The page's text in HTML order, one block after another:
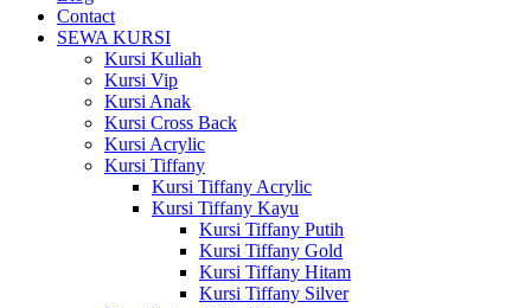
Contact
SEWA KURSI
Kursi Kuliah
Kursi Vip
Kursi Anak
Kursi Cross Back
Kursi Acrylic
Kursi Tiffany
Kursi Tiffany Acrylic
Kursi Tiffany Kayu
Kursi Tiffany Putih
Kursi Tiffany Gold
Kursi Tiffany Hitam
Kursi Tiffany Silver